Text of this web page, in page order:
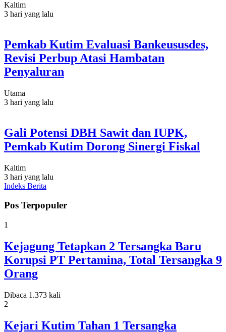
Kaltim
3 hari yang lalu
Pemkab Kutim Evaluasi Bankeususdes,
Revisi Perbup Atasi Hambatan
Penyaluran
Utama
3 hari yang lalu
Gali Potensi DBH Sawit dan IUPK,
Pemkab Kutim Dorong Sinergi Fiskal
Kaltim
3 hari yang lalu
Indeks Berita
Pos Terpopuler
1
Kejagung Tetapkan 2 Tersangka Baru
Korupsi PT Pertamina, Total Tersangka 9
Orang
Dibaca 1.373 kali
2
Kejari Kutim Tahan 1 Tersangka